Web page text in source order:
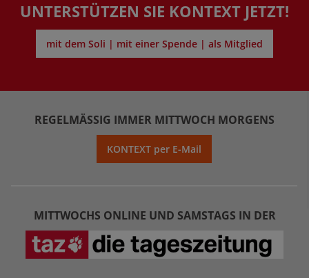
UNTERSTÜTZEN SIE KONTEXT JETZT!
mit dem Soli | mit einer Spende | als Mitglied
REGELMÄSSIG IMMER MITTWOCH MORGENS
KONTEXT per E-Mail
MITTWOCHS ONLINE UND SAMSTAGS IN DER